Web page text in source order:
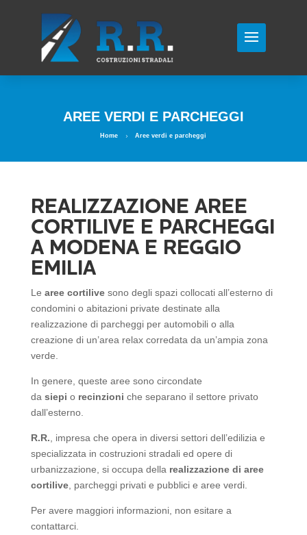
AREE VERDI E PARCHEGGI
Home 5 Aree verdi e parcheggi
REALIZZAZIONE AREE
CORTILIVE E PARCHEGGI
A MODENA E REGGIO
EMILIA
Le aree cortilivesono degli spazi collocati all’esterno di
condomini o abitazioni private destinate alla
realizzazione di parcheggi per automobili o alla
creazione di un’area relax corredata da un’ampia zona
verde.
In genere, queste aree sono circondate
da siepi o recinzioni che separano il settore privato
dall’esterno.
R.R., impresa che opera in diversi settori dell’edilizia e
specializzata in costruzioni stradali ed opere di
urbanizzazione, si occupa della realizzazione di aree
cortilive, parcheggi privati e pubblici e aree verdi.
Per avere maggiori informazioni, non esitare a
contattarci.